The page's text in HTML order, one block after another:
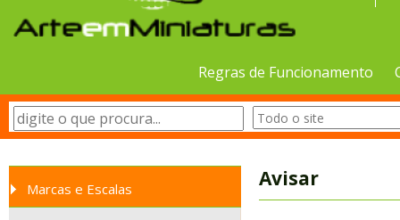
Regras de Funcionamento
Marcas e Escalas Avisar